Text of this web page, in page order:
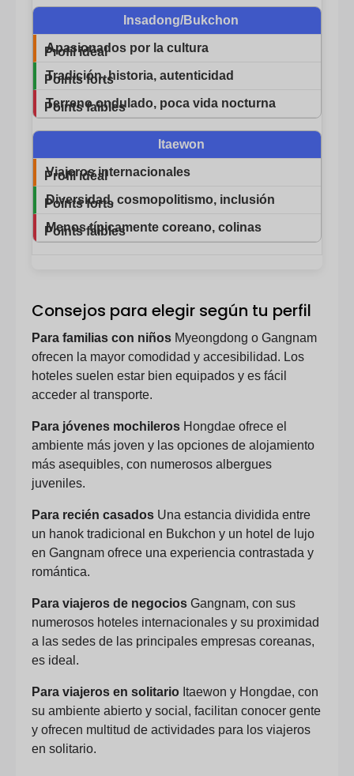
Insadong/Bukchon
Apasionados por la cultura
Tradición, historia, autenticidad
Terreno ondulado, poca vida nocturna
Itaewon
Viajeros internacionales
Diversidad, cosmopolitismo, inclusión
Menos típicamente coreano, colinas
Consejos para elegir según tu perfil
Para familias con niños Myeongdong o Gangnam
ofrecen la mayor comodidad y accesibilidad. Los
hoteles suelen estar bien equipados y es fácil
acceder al transporte.
Para jóvenes mochileros Hongdae ofrece el
ambiente más joven y las opciones de alojamiento
más asequibles, con numerosos albergues
juveniles.
Para recién casados Una estancia dividida entre
un hanok tradicional en Bukchon y un hotel de lujo
en Gangnam ofrece una experiencia contrastada y
romántica.
Para viajeros de negocios Gangnam, con sus
numerosos hoteles internacionales y su proximidad
a las sedes de las principales empresas coreanas,
es ideal.
Para viajeros en solitario Itaewon y Hongdae, con
su ambiente abierto y social, facilitan conocer gente
y ofrecen multitud de actividades para los viajeros
en solitario.